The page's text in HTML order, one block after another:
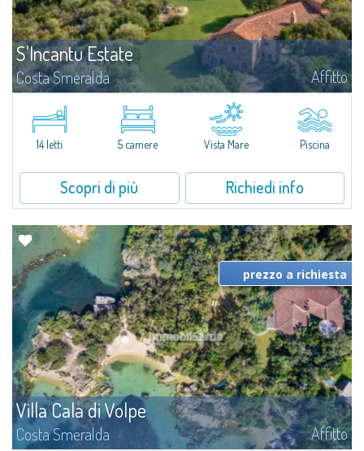
S'Incantu Estate
Costa Smeralda Affitto
S'Incantu Estate gode di una posizione privilegiata alle porte della Costa
Smeralda, ideale per chi desidera la comodità di una location strategia
senza rinunciare ad avere i migliori servizi sempre a portata di mano...
14 letti 5 camere Vista Mare Piscina
Scopri di più Richiedi info
Villa Cala di Volpe
Costa Smeralda Affitto
prezzo a richiesta